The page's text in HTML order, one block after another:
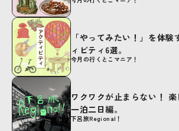
今月の行くとこマニア！
「やってみたい！」を体
ィビティ6選。
下呂旅Regional！
ワクワクが止まらない！
一泊二日編。